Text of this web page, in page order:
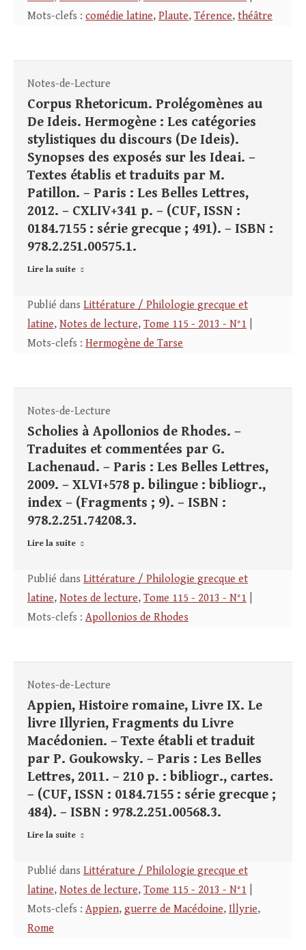
Mots-clefs : comédie latine, Plaute, Térence, théâtre
Notes-de-Lecture
Corpus Rhetoricum. Prolégomènes au
De Ideis. Hermogène : Les catégories
stylistiques du discours (De Ideis).
Synopses des exposés sur les Ideai. –
Textes établis et traduits par M.
Patillon. – Paris : Les Belles Lettres,
2012. – CXLIV+341 p. – (CUF, ISSN :
0184.7155 : série grecque ; 491). – ISBN :
978.2.251.00575.1.
Lire la suite
Publié dans Littérature / Philologie grecque et
latine, Notes de lecture, Tome 115 - 2013 - N°1
Mots-clefs : Hermogène de Tarse
Notes-de-Lecture
Scholies à Apollonios de Rhodes. –
Traduites et commentées par G.
Lachenaud. – Paris : Les Belles Lettres,
2009. – XLVI+578 p. bilingue : bibliogr.,
index – (Fragments ; 9). – ISBN :
978.2.251.74208.3.
Lire la suite
Publié dans Littérature / Philologie grecque et
latine, Notes de lecture, Tome 115 - 2013 - N°1
Mots-clefs : Apollonios de Rhodes
Notes-de-Lecture
Appien, Histoire romaine, Livre IX. Le
livre Illyrien, Fragments du Livre
Macédonien. – Texte établi et traduit
par P. Goukowsky. – Paris : Les Belles
Lettres, 2011. – 210 p. : bibliogr., cartes.
– (CUF, ISSN : 0184.7155 : série grecque ;
484). – ISBN : 978.2.251.00568.3.
Lire la suite
Publié dans Littérature / Philologie grecque et
latine, Notes de lecture, Tome 115 - 2013 - N°1
Mots-clefs : Appien, guerre de Macédoine, Illyrie,
Rome